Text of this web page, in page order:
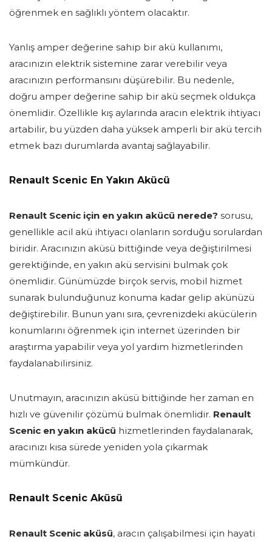
öğrenmek en sağlıklı yöntem olacaktır.
Yanlış amper değerine sahip bir akü kullanımı,
aracınızın elektrik sistemine zarar verebilir veya
aracınızın performansını düşürebilir. Bu nedenle,
doğru amper değerine sahip bir akü seçmek oldukça
önemlidir. Özellikle kış aylarında aracın elektrik ihtiyacı
artabilir, bu yüzden daha yüksek amperli bir akü tercih
etmek bazı durumlarda avantaj sağlayabilir.
Renault Scenic En Yakın Akücü
Renault Scenic için en yakın akücü nerede? sorusu,
genellikle acil akü ihtiyacı olanların sorduğu sorulardan
biridir. Aracınızın aküsü bittiğinde veya değiştirilmesi
gerektiğinde, en yakın akü servisini bulmak çok
önemlidir. Günümüzde birçok servis, mobil hizmet
sunarak bulunduğunuz konuma kadar gelip akünüzü
değiştirebilir. Bunun yanı sıra, çevrenizdeki akücülerin
konumlarını öğrenmek için internet üzerinden bir
araştırma yapabilir veya yol yardım hizmetlerinden
faydalanabilirsiniz.
Unutmayın, aracınızın aküsü bittiğinde her zaman en
hızlı ve güvenilir çözümü bulmak önemlidir. Renault
Scenic en yakın akücü hizmetlerinden faydalanarak,
aracınızı kısa sürede yeniden yola çıkarmak
mümkündür.
Renault Scenic Aküsü
Renault Scenic aküsü, aracın çalışabilmesi için hayati